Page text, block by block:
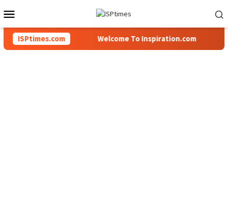
ke
kontenMobile
ISPtimes.com Welcome To Inspiration.com